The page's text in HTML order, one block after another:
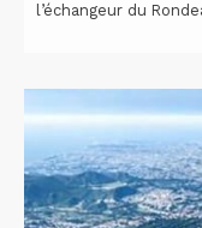
l’échangeur du